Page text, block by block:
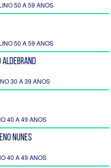
50 A 59 ANOS
50 A 59 ANOS
ALDEBRAND
30 A 39 ANOS
40 A 49 ANOS
NUNES
40 A 49 ANOS